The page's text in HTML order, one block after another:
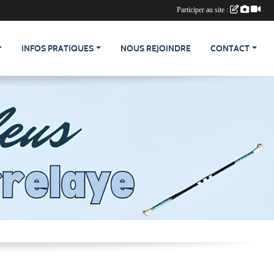
INFOS PRATIQUES NOUS REJOINDRE CONTACT
Participer au site :